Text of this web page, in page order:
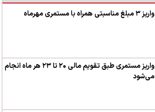
واریز ۳ مبلغ مناسبتی همراه با مستمری مهرماه
واریز مستمری طبق تقویم مالی ۲۰ تا ۲۳ هر ماه انجام
می‌شود